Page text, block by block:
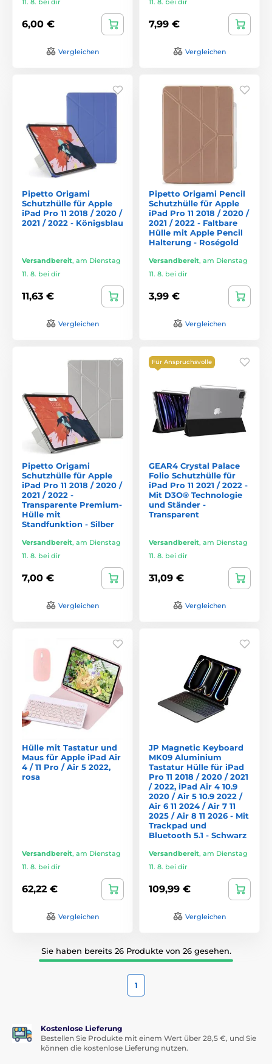
6,00 €
Vergleichen
7,99 €
Vergleichen
Pipetto Origami
Schutzhülle für Apple
iPad Pro 11 2018 / 2020 /
2021 / 2022 - Königsblau
Versandbereit, am Dienstag
11. 8. bei dir
11,63 €
Vergleichen
Pipetto Origami Pencil
Schutzhülle für Apple
iPad Pro 11 2018 / 2020 /
2021 / 2022 - Faltbare
Hülle mit Apple Pencil
Halterung - Roségold
Versandbereit, am Dienstag
11. 8. bei dir
3,99 €
Vergleichen
Pipetto Origami
Schutzhülle für Apple
iPad Pro 11 2018 / 2020 /
2021 / 2022 -
Transparente Premium-
Hülle mit
Standfunktion - Silber
Versandbereit, am Dienstag
11. 8. bei dir
7,00 €
Vergleichen
Für Anspruchsvolle
GEAR4 Crystal Palace
Folio Schutzhülle für
iPad Pro 11 2021 / 2022 -
Mit D3O® Technologie
und Ständer -
Transparent
Versandbereit, am Dienstag
11. 8. bei dir
31,09 €
Vergleichen
Hülle mit Tastatur und
Maus für Apple iPad Air
4 / 11 Pro / Air 5 2022,
rosa
Versandbereit, am Dienstag
11. 8. bei dir
62,22 €
Vergleichen
JP Magnetic Keyboard
MK09 Aluminium
Tastatur Hülle für iPad
Pro 11 2018 / 2020 / 2021
/ 2022, iPad Air 4 10.9
2020 / Air 5 10.9 2022 /
Air 6 11 2024 / Air 7 11
2025 / Air 8 11 2026 - Mit
Trackpad und
Bluetooth 5.1 - Schwarz
Versandbereit, am Dienstag
11. 8. bei dir
109,99 €
Vergleichen
Sie haben bereits 26 Produkte von 26 gesehen.
1
Kostenlose Lieferung
Bestellen Sie Produkte mit einem Wert über 28,5 €, und Sie
können die kostenlose Lieferung nutzen.